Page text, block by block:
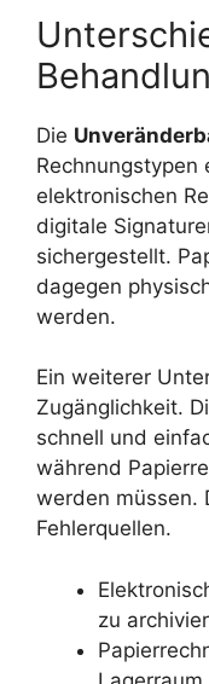
Die
Rechnungstypen
elektronischen
digitale
sichergestellt.
dagegen
werden.
Ein weiterer
Zugänglichkeit.
schnell und
während
werden müssen.
Fehlerquellen.
zu